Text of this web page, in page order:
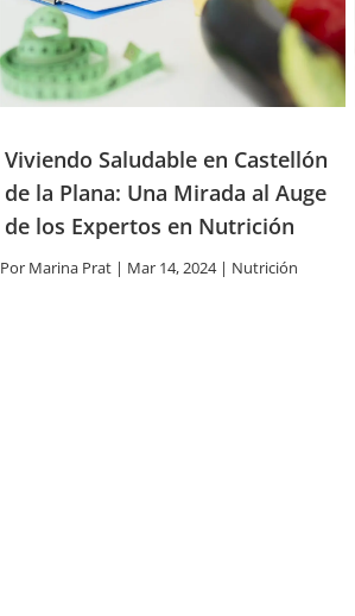
Viviendo Saludable en Castellón
de la Plana: Una Mirada al Auge
de los Expertos en Nutrición
Por Marina Prat| Mar 14, 2024| Nutrición